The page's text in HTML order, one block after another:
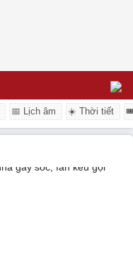
📅 Lịch âm ☀️ Thời tiết